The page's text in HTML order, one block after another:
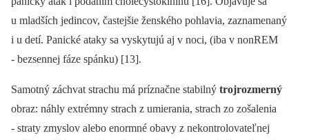
u mladších jedincov, častejšie ženského pohlavia, zaznamenaný
i u detí. Panické ataky sa vyskytujú aj v noci, (iba v nonREM
-⁠ bezsennej fáze spánku) [13].
Samotný záchvat strachu má príznačne stabilný trojrozmerný
obraz: náhly extrémny strach z umierania, strach zo zošalenia
-⁠ straty zmyslov alebo enormné obavy z nekontrolovateľnej